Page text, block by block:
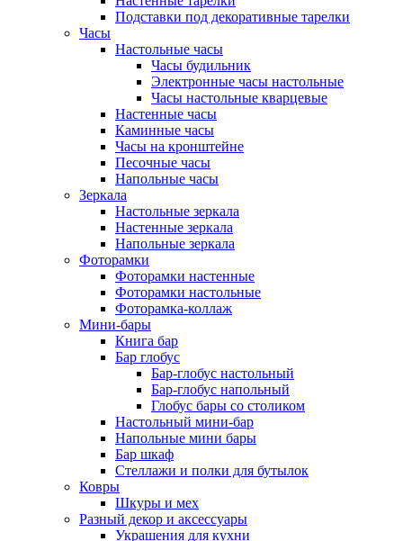
Подставки под декоративные тарелки
Часы
Настольные часы
Часы будильник
Электронные часы настольные
Часы настольные кварцевые
Настенные часы
Каминные часы
Часы на кронштейне
Песочные часы
Напольные часы
Зеркала
Настольные зеркала
Настенные зеркала
Напольные зеркала
Фоторамки
Фоторамки настенные
Фоторамки настольные
Фоторамка-коллаж
Мини-бары
Книга бар
Бар глобус
Бар-глобус настольный
Бар-глобус напольный
Глобус бары со столиком
Настольный мини-бар
Напольные мини бары
Бар шкаф
Стеллажи и полки для бутылок
Ковры
Шкуры и мех
Разный декор и аксессуары
Украшения для кухни